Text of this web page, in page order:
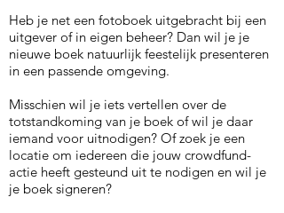
Heb je net een fotoboek uitgebracht bij een
uitgever of in eigen beheer? Dan wil je je
nieuwe boek natuurlijk feestelijk presenteren
in een passende omgeving.
Misschien wil je iets vertellen over de
totstandkoming van je boek of wil je daar
iemand voor uitnodigen? Of zoek je een
locatie om iedereen die jouw crowdfund-
actie heeft gesteund uit te nodigen en wil je
je boek signeren?